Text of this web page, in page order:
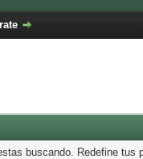
buscando. Redefine tus